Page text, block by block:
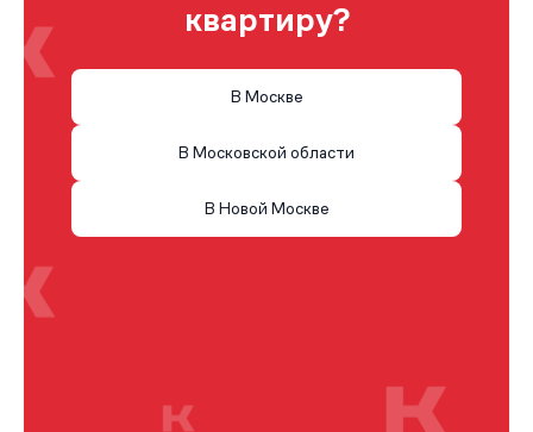
квартиру?
В Москве
В Московской области
В Новой Москве